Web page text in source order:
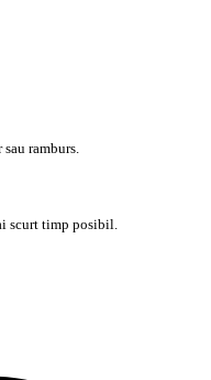
ramburs.
scurt timp posibil.